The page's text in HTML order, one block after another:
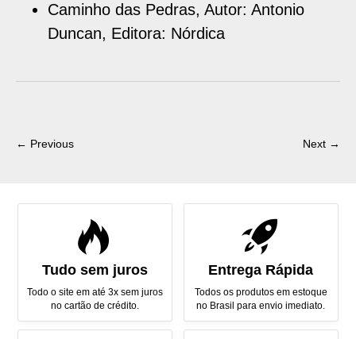
Caminho das Pedras, Autor: Antonio
Duncan, Editora: Nórdica
← Previous Next →
Tudo sem juros
Todo o site em até 3x sem juros
no cartão de crédito.
Entrega Rápida
Todos os produtos em estoque
no Brasil para envio imediato.